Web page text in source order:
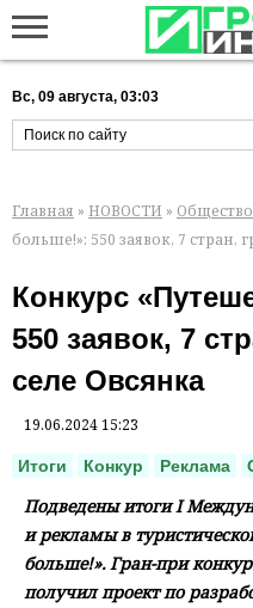
Вс, 09 августа, 03:03
Главная » НОВОСТИ » Общество
больше!»: 550 заявок, 7 стран,
Конкурс
550 заявок, 7
селе Овсянка
19.06.2024 15:23
Итоги Конкур Реклама
Подведены итоги I
и рекламы в
больше!». Гран-при
получил проект по